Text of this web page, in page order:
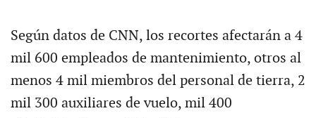
Según datos de CNN, los recortes afectarán a 4
mil 600 empleados de mantenimiento, otros al
menos 4 mil miembros del personal de tierra, 2
mil 300 auxiliares de vuelo, mil 400